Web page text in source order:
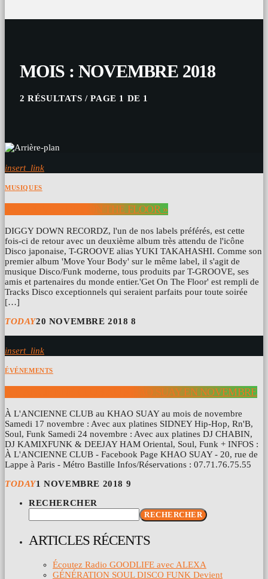
MOIS : NOVEMBRE 2018
2 RÉSULTATS / PAGE 1 DE 1
insert_link
MUSIQUES
T-GROOVE « GET ON THE FLOOR »
DIGGY DOWN RECORDZ, l'un de nos labels préférés, est cette
fois-ci de retour avec un deuxième album très attendu de l'icône
Disco japonaise, T-GROOVE alias YUKI TAKAHASHI. Comme son
premier album 'Move Your Body' sur le même label, il s'agit de
musique Disco/Funk moderne, tous produits par T-GROOVE, ses
amis et partenaires du monde entier.'Get On The Floor' est rempli de
Tracks Disco exceptionnels qui seraient parfaits pour toute soirée
[…]
TODAY20 NOVEMBRE 2018 8
insert_link
ÉVÉNEMENTS
À L’ANCIENNE CLUB AU KHAO SUAY EN NOVEMBRE
À L'ANCIENNE CLUB au KHAO SUAY au mois de novembre
Samedi 17 novembre : Avec aux platines SIDNEY Hip-Hop, Rn'B,
Soul, Funk Samedi 24 novembre : Avec aux platines DJ CHABIN,
DJ KAMIXFUNK & DEEJAY HAM Oriental, Soul, Funk + INFOS :
À L'ANCIENNE CLUB - Facebook Page KHAO SUAY - 20, rue de
Lappe à Paris - Métro Bastille Infos/Réservations : 07.71.76.75.55
TODAY1 NOVEMBRE 2018 9
RECHERCHER
RECHERCHER
ARTICLES RÉCENTS
Écoutez Radio GOODLIFE avec ALEXA
GÉNÉRATION SOUL DISCO FUNK Devient